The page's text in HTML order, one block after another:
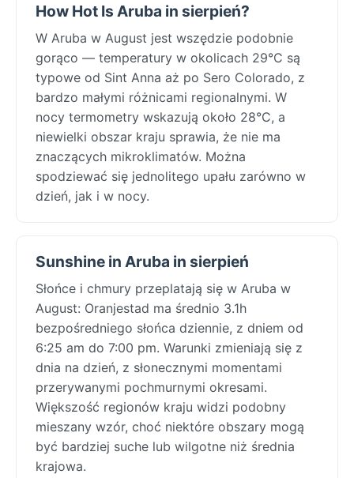
How Hot Is Aruba in sierpień?
W Aruba w August jest wszędzie podobnie
gorąco — temperatury w okolicach 29°C są
typowe od Sint Anna aż po Sero Colorado, z
bardzo małymi różnicami regionalnymi. W
nocy termometry wskazują około 28°C, a
niewielki obszar kraju sprawia, że nie ma
znaczących mikroklimatów. Można
spodziewać się jednolitego upału zarówno w
dzień, jak i w nocy.
Sunshine in Aruba in sierpień
Słońce i chmury przeplatają się w Aruba w
August: Oranjestad ma średnio 3.1h
bezpośredniego słońca dziennie, z dniem od
6:25 am do 7:00 pm. Warunki zmieniają się z
dnia na dzień, z słonecznymi momentami
przerywanymi pochmurnymi okresami.
Większość regionów kraju widzi podobny
mieszany wzór, choć niektóre obszary mogą
być bardziej suche lub wilgotne niż średnia
krajowa.